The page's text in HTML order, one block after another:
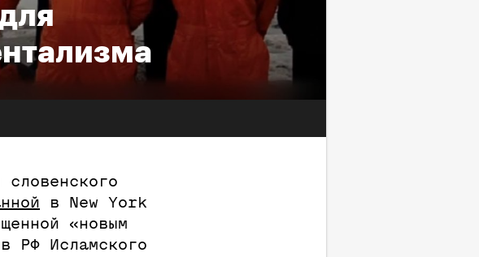
в New York
«новым
РФ Исламского